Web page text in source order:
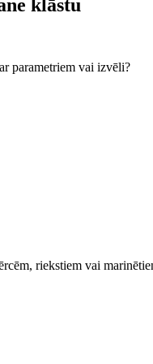
klāstu
parametriem vai izvēli?
riekstiem vai